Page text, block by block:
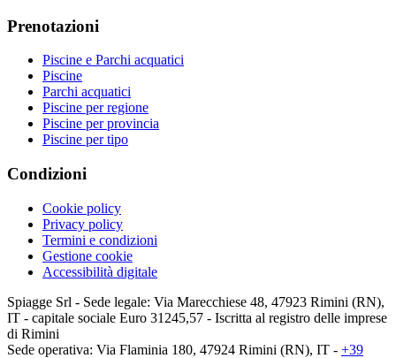
Prenotazioni
Piscine e Parchi acquatici
Piscine
Parchi acquatici
Piscine per regione
Piscine per provincia
Piscine per tipo
Condizioni
Cookie policy
Privacy policy
Termini e condizioni
Gestione cookie
Accessibilità digitale
Spiagge Srl - Sede legale: Via Marecchiese 48, 47923 Rimini (RN),
IT - capitale sociale Euro 31245,57 - Iscritta al registro delle imprese
di Rimini
Sede operativa: Via Flaminia 180, 47924 Rimini (RN), IT - +39